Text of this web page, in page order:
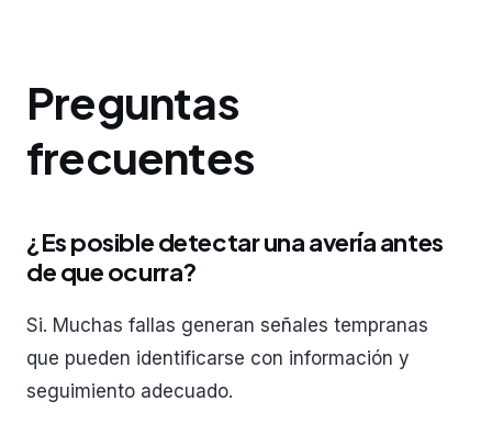
Preguntas
frecuentes
¿Es posible detectar una avería antes
de que ocurra?
Si. Muchas fallas generan señales tempranas
que pueden identificarse con información y
seguimiento adecuado.